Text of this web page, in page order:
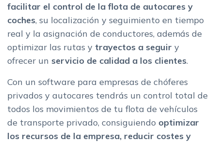
facilitar el control de la flota de autocares y
coches, su localización y seguimiento en tiempo
real y la asignación de conductores, además de
optimizar las rutas y trayectos a seguir y
ofrecer un servicio de calidad a los clientes.
Con un software para empresas de chóferes
privados y autocares tendrás un control total de
todos los movimientos de tu flota de vehículos
de transporte privado, consiguiendo optimizar
los recursos de la empresa, reducir costes y